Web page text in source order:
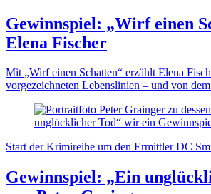
Gewinnspiel: „Wirf einen
Elena Fischer
Mit „Wirf einen Schatten“ erzählt Elena
vorgezeichneten Lebenslinien – und von
Start der Krimireihe um den Ermittler DC
Gewinnspiel: „Ein